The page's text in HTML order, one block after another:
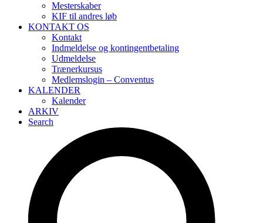
Mesterskaber
KIF til andres løb
KONTAKT OS
Kontakt
Indmeldelse og kontingentbetaling
Udmeldelse
Trænerkursus
Medlemslogin – Conventus
KALENDER
Kalender
ARKIV
Search